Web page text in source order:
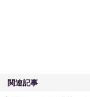
関連記事